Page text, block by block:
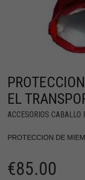
EL
ACCESORIOS CABALLO
PROTECCION DE
€85.00